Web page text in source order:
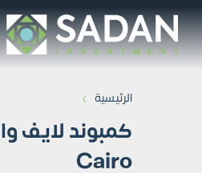
الرئيسية ›
Cairo